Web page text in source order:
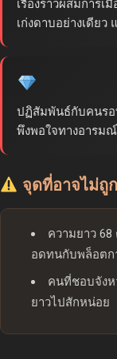
เรื่องราวผสมการเ
เก่งดาบอย่างเดีย
ปฏิสัมพันธ์กับคนรอ
พึงพอใจทางอารม
จุดที่อาจไม่ถู
ความยาว 68
อดทนกับพล็อตก
คนที่ชอบจังห
ยาวไปสักหน่อย